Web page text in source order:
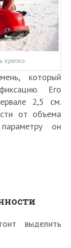
крепко.
который
Его
2,5 см.
от объема
он
выделить